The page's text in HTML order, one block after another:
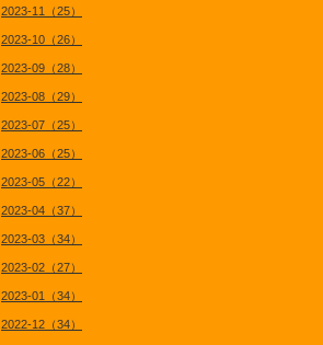
2023-11（25）
2023-10（26）
2023-09（28）
2023-08（29）
2023-07（25）
2023-06（25）
2023-05（22）
2023-04（37）
2023-03（34）
2023-02（27）
2023-01（34）
2022-12（34）